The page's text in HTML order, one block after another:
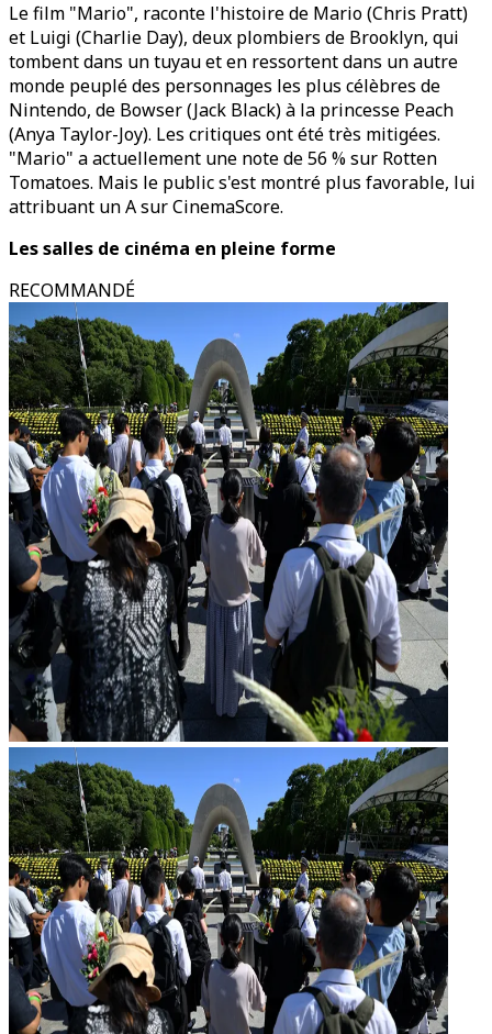
Le film "Mario", raconte l'histoire de Mario (Chris Pratt)
et Luigi (Charlie Day), deux plombiers de Brooklyn, qui
tombent dans un tuyau et en ressortent dans un autre
monde peuplé des personnages les plus célèbres de
Nintendo, de Bowser (Jack Black) à la princesse Peach
(Anya Taylor-Joy). Les critiques ont été très mitigées.
"Mario" a actuellement une note de 56 % sur Rotten
Tomatoes. Mais le public s'est montré plus favorable, lui
attribuant un A sur CinemaScore.
Les salles de cinéma en pleine forme
RECOMMANDÉ